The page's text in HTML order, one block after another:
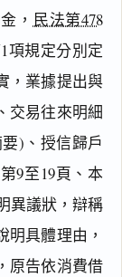
， 民法第478
項規定分別定
，業據提出與
交易往來明細
)、授信歸戶
9至19頁、本
異議狀，辯稱
具體理由，
原告依消費借